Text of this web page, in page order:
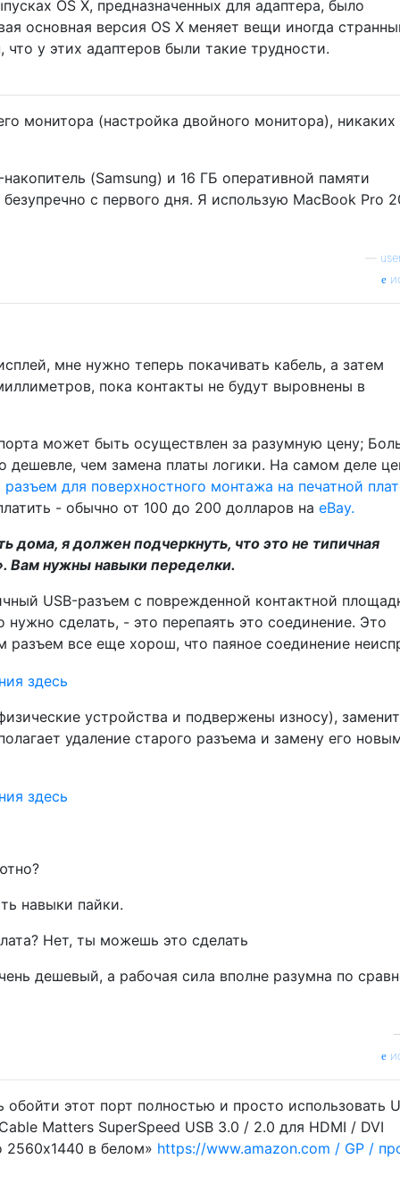
OS X, предназначенных для адаптера, было
основная версия OS X меняет вещи иногда
у этих адаптеров были такие трудности.
монитора (настройка двойного монитора), никаких
(Samsung) и 16 ГБ оперативной памяти
с первого дня. Я использую MacBook Pro
мне нужно теперь покачивать кабель, а затем
пока контакты не будут выровнены в
может быть осуществлен за разумную цену;
дешевле, чем замена платы логики. На самом деле
разъем для поверхностного монтажа на печатной
- обычно от 100 до 200 долларов на eBay.
дома, я должен подчеркнуть, что это не типичная
Вам нужны навыки переделки.
USB-разъем с поврежденной контактной
нужно сделать, - это перепаять это соединение. Это
разъем все еще хорош, что паяное соединение
устройства и подвержены износу),
удаление старого разъема и замену его
навыки пайки.
Нет, ты можешь это сделать
дешевый, а рабочая сила вполне разумна по
этот порт полностью и просто использовать
Matters SuperSpeed ​​USB 3.0 / 2.0 для HDMI / DVI
2560x1440 в белом» https://www.amazon.com / GP /